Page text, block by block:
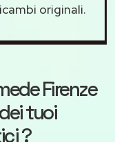
originali.
Firenze
tuoi
?